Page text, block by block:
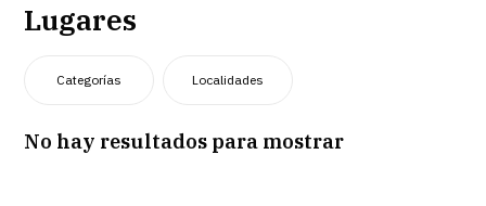
Lugares
Categorías
Las Playas
Localidades
Oliveira do Bairro
No hay resultados para mostrar